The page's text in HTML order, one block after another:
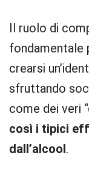
Il ruolo di
fondamentale
crearsi
sfruttando
come dei veri
così i tipici
dall’alcool.